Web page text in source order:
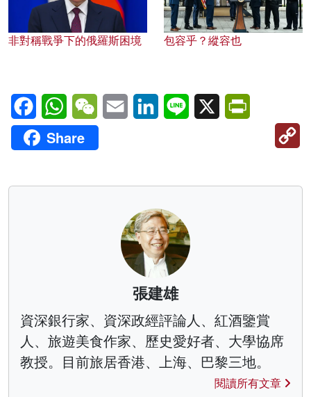
非對稱戰爭下的俄羅斯困境 包容乎？縱容也
FacebookWhatsAppWeChatEmail LinkedInLine X
Share
張建雄
資深銀行家、資深政經評論人、紅酒鑒賞
人、旅遊美食作家、歷史愛好者、大學協席
教授。目前旅居香港、上海、巴黎三地。
閱讀所有文章